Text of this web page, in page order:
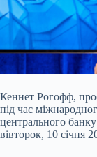
Кеннет Рогофф,
під час
центрального
вівторок, 10 січня